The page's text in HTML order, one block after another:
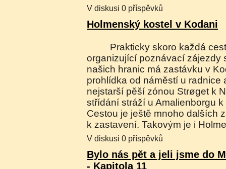
V diskusi 0 příspěvků
Holmenský kostel v Kodani
Prakticky skoro každá cestovní kancelář
organizující poznávací zájezdy
našich hranic má zastávku v
prohlídka od náměstí u radnice
nejstarší pěší zónou Strøget k
střídání stráží u Amalienborgu
Cestou je ještě mnoho dalších
k zastavení. Takovým je i
V diskusi 0 příspěvků
Bylo nás pět a jeli jsme do
- Kapitola 11